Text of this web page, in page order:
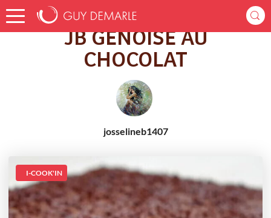
Accueil Recettes JB GÉNOISE AU CHOCOLAT
JB GÉNOISE AU
CHOCOLAT
josselineb1407
I-COOK'IN